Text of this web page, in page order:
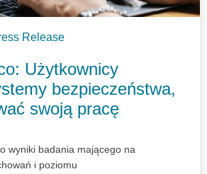
Release
Użytkownicy
bezpieczeństwa,
swoją pracę
wyniki badania mającego na
i poziomu